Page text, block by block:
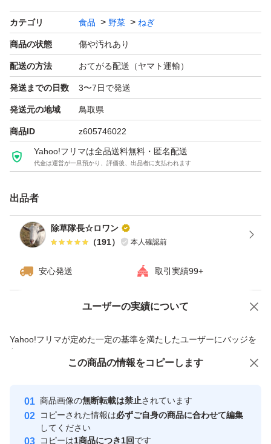
傷・病気・虫かみ・虫が入り込む
などの可能性は十分に起こり得ます。
ご了承の上
ご購入していただきますよう
宜しくお願いいたします。
基本的にサイズはバラバラに入れます。
梱包用段ボールの負担が掛かりやすい
内側底面を中心にビニールを敷いて
箱詰めいたしますので
箱に収まる長さにカットして
あります。ご了承の上お買い上げくださ
カテゴリ 食品 野菜 ねぎ
商品の状態 傷や汚れあり
配送の方法 おてがる配送（ヤマト運輸）
発送までの日数 3〜7日で発送
発送元の地域 鳥取県
商品ID z605746022
Yahoo!フリマは全品送料無料・匿名配送
代金は運営が一旦預かり、評価後、出品者に支払われます
出品者
除草隊長☆ロワン
（191） 本人確認前
安心発送 取引実績99+
ユーザーの実績について
Yahoo!フリマが定めた一定の基準を満たしたユーザーにバッジを
付与しています
安心取引出品者
心・安全なユーザーです
取引実績
価格の相談 商品への質問
この商品の情報をコピーします
商品画像の無断転載は禁止されています
コピーされた情報は必ずご自身の商品に合わせて編集
してください
コピーは1商品につき1回です
この商品をみている人にオススメ